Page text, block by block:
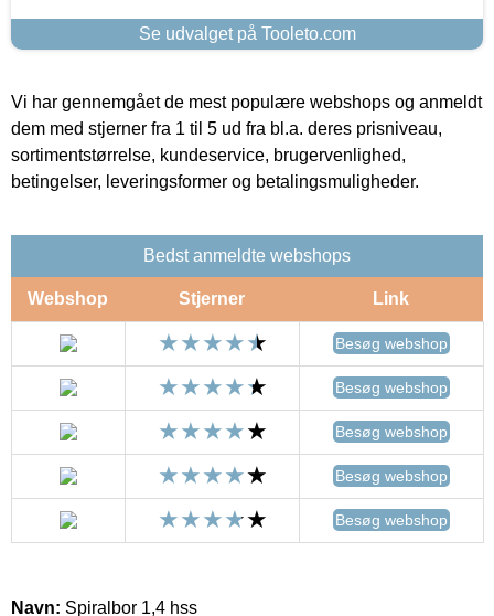
Se udvalget på Tooleto.com
Vi har gennemgået de mest populære webshops og anmeldt
dem med stjerner fra 1 til 5 ud fra bl.a. deres prisniveau,
sortimentstørrelse, kundeservice, brugervenlighed,
betingelser, leveringsformer og betalingsmuligheder.
Bedst anmeldte webshops
Webshop Stjerner Link
Besøg webshop
Besøg webshop
Besøg webshop
Besøg webshop
Besøg webshop
Navn: Spiralbor 1,4 hss